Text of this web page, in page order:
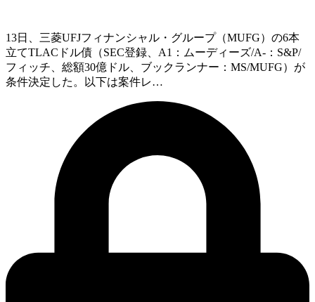
13日、三菱UFJフィナンシャル・グループ（MUFG）の6本
立てTLACドル債（SEC登録、A1：ムーディーズ/A-：S&P/
フィッチ、総額30億ドル、ブックランナー：MS/MUFG）が
条件決定した。以下は案件レ…